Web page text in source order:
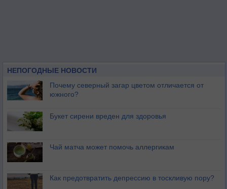
НЕПОГОДНЫЕ НОВОСТИ
Почему северный загар цветом отличается от
южного?
Букет сирени вреден для здоровья
Чай матча может помочь аллергикам
Как предотвратить депрессию в тоскливую пору?